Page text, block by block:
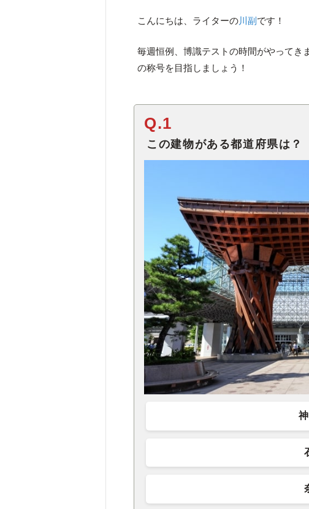
こんにちは、ライターの川副 です！
毎週恒例、博識テストの時間がやってき
の称号を目指しましょう！
Q.1
この建物がある都道府県は？